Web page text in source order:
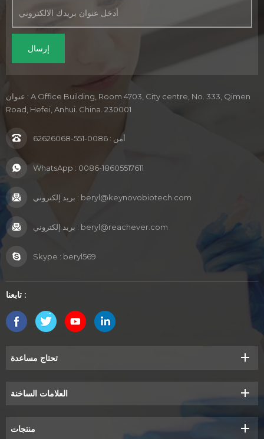
عنوان : A Office Building, Room 4703, City centre, No. 333, Qimen
Road, Hefei, Anhui. China. 230001
أمن : 0086-551-62626068
WhatsApp : 0086-18605517611
بريد إلكتروني : beryl@keynovobiotech.com
بريد إلكتروني : beryl@reachever.com
Skype : beryl569
تابعنا :
تحتاج مساعدة
العلامات الساخنة
منتجات